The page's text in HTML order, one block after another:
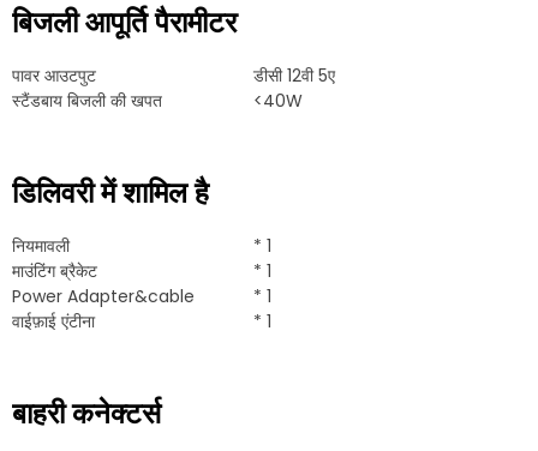
बिजली आपूर्ति पैरामीटर
पावर आउटपुट
डीसी 12वी 5ए
स्टैंडबाय बिजली की खपत
<40W
डिलिवरी में शामिल है
नियमावली
* 1
माउंटिंग ब्रैकेट
* 1
Power Adapter&cable
* 1
वाईफ़ाई एंटीना
* 1
बाहरी कनेक्टर्स